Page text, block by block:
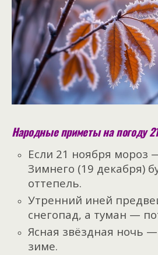
Народные приметы на погоду
Если 21 ноября мороз
Зимнего (19 декабря)
оттепель.
Утренний иней
снегопад, а туман —
Ясная звёздная ночь
зиме.